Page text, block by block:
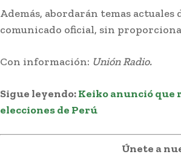
Además, abordarán temas
comunicado oficial, sin
Con información: Unión Radio.
Sigue leyendo:Keiko anunció que
elecciones de Perú
Únete a